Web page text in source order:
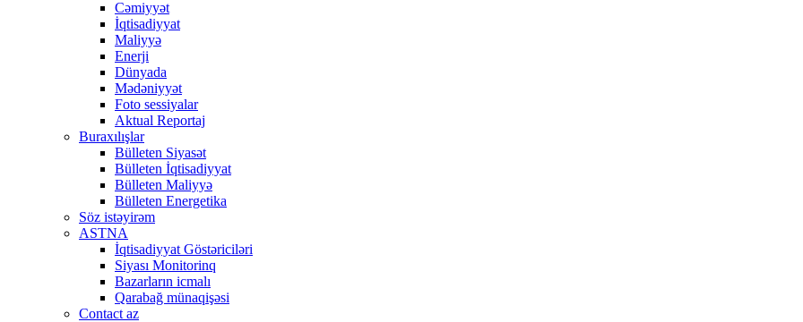
Cəmiyyət
İqtisadiyyat
Maliyyə
Enerji
Dünyada
Mədəniyyət
Foto sessiyalar
Aktual Reportaj
Buraxılışlar
Bülleten Siyasət
Bülleten İqtisadiyyat
Bülleten Maliyyə
Bülleten Energetika
Söz istəyirəm
ASTNA
İqtisadiyyat Göstəriciləri
Siyası Monitorinq
Bazarların icmalı
Qarabağ münaqişəsi
Contact az